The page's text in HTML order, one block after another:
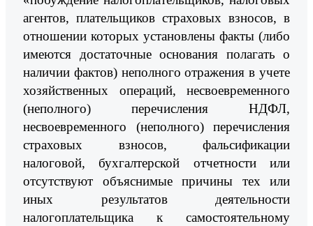
агентов, плательщиков страховых взносов, в
отношении которых установлены факты (либо
имеются достаточные основания полагать о
наличии фактов) неполного отражения в учете
хозяйственных операций, несвоевременного
(неполного) перечисления НДФЛ,
несвоевременного (неполного) перечисления
страховых взносов, фальсификации
налоговой, бухгалтерской отчетности или
отсутствуют объяснимые причины тех или
иных результатов деятельности
налогоплательщика к самостоятельному